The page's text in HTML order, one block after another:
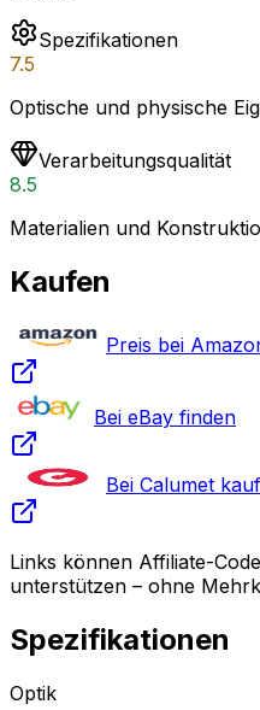
Spezifikationen
7.5
Optische und physische
Verarbeitungsqualität
8.5
Materialien und
Kaufen
Preis bei
Bei eBay finden
Bei Calumet
Links können Affiliate-
unterstützen – ohne
Spezifikationen
Optik